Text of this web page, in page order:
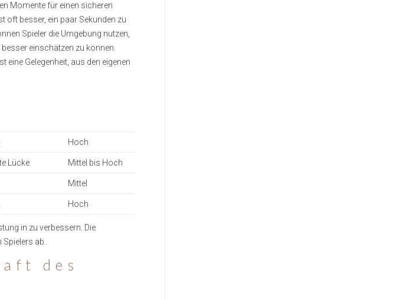
Momente für einen sicheren
oft besser, ein paar Sekunden zu
Spieler die Umgebung nutzen,
einschätzen zu können.
Gelegenheit, aus den eigenen
Hoch
Lücke. Mittel bis Hoch
Mittel
Hoch
in zu verbessern. Die
ab.
des